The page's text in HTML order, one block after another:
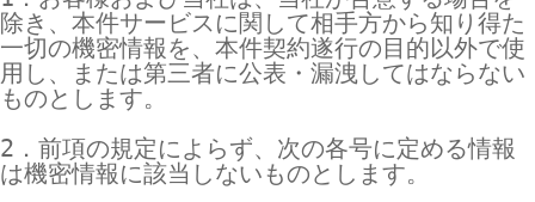
除き、本件サービスに関して相手方から知り得た
一切の機密情報を、本件契約遂行の目的以外で使
用し、または第三者に公表・漏洩してはならない
ものとします。
2．前項の規定によらず、次の各号に定める情報
は機密情報に該当しないものとします。